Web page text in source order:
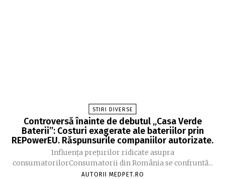
STIRI DIVERSE
Controversă înainte de debutul „Casa Verde
Baterii”: Costuri exagerate ale bateriilor prin
REPowerEU. Răspunsurile companiilor autorizate.
Influența prețurilor ridicate asupra
consumatorilorConsumatorii din România se confruntă...
AUTORII MEDPET.RO